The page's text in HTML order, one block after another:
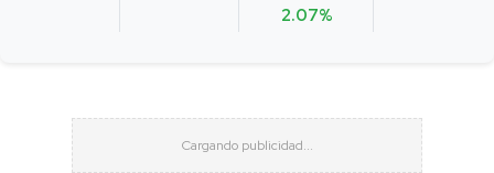
2.07%